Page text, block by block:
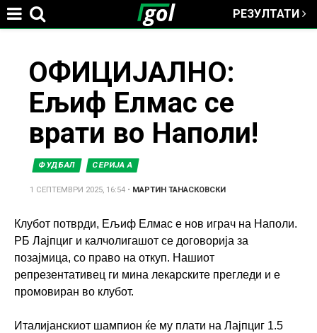
РЕЗУЛТАТИ
here
ОФИЦИЈАЛНО:
Ељиф Елмас се
врати во Наполи!
ФУДБАЛ СЕРИЈА А
1 СЕПТЕМВРИ 2025, 16:54 • МАРТИН ТАНАСКОВСКИ
Клубот потврди, Ељиф Елмас е нов играч на Наполи.
РБ Лајпциг и калчолигашот се договорија за
позајмица, со право на откуп. Нашиот
репрезентативец ги мина лекарските прегледи и е
промовиран во клубот.
Италијанскиот шампион ќе му плати на Лајпциг 1.5